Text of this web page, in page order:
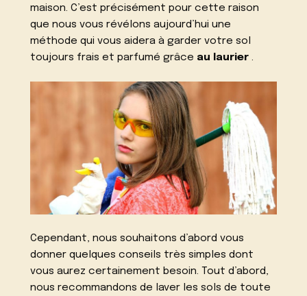
maison. C’est précisément pour cette raison
que nous vous révélons aujourd’hui une
méthode qui vous aidera à garder votre sol
toujours frais et parfumé grâce au laurier .
Cependant, nous souhaitons d’abord vous
donner quelques conseils très simples dont
vous aurez certainement besoin. Tout d’abord,
nous recommandons de laver les sols de toute